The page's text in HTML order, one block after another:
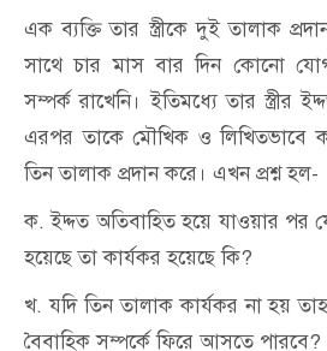
এক ব্যক্তি তার স্ত্রীকে দুই তালাক
সাথে চার মাস বার দিন কোনো
সম্পর্ক রাখেনি। ইতিমধ্যে তার স্ত্রীর
এরপর তাকে মৌখিক ও লিখিতভাবে
তিন তালাক প্রদান করে। এখন প্রশ্ন হল-
ক. ইদ্দত অতিবাহিত হয়ে যাওয়ার পর
হয়েছে তা কার্যকর হয়েছে কি?
খ. যদি তিন তালাক কার্যকর না হয়
বৈবাহিক সম্পর্কে ফিরে আসতে পারবে?